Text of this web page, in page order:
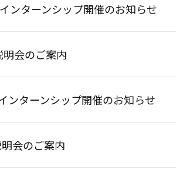
ンターンシップ開催のお知らせ
明会のご案内
ンターンシップ開催のお知らせ
会のご案内